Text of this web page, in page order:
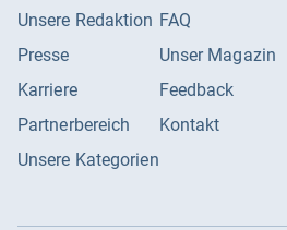
Unsere Redaktion
Presse
Karriere
Partnerbereich
Unsere Kategorien
FAQ
Unser Magazin
Feedback
Kontakt